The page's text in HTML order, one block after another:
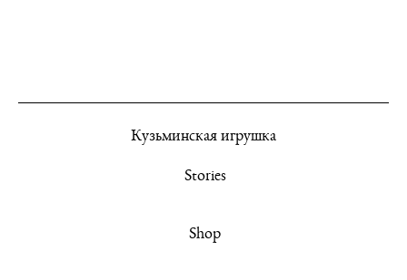
Кузьминская игрушка
Stories
Shop